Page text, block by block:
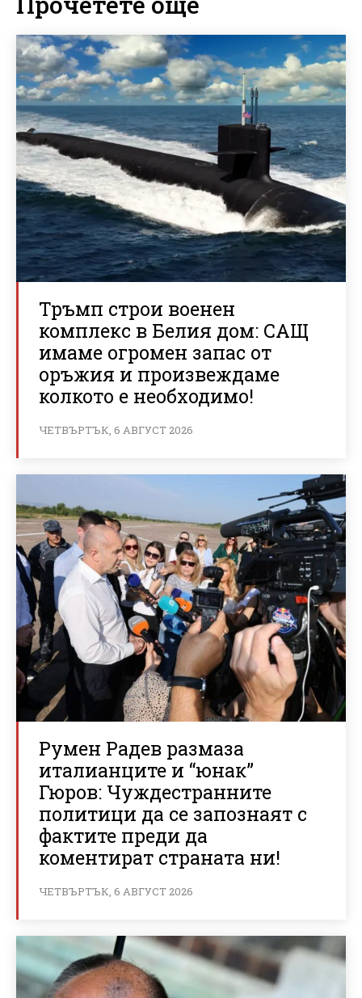
Тръмп строи военен
комплекс в Белия дом: САЩ
имаме огромен запас от
оръжия и произвеждаме
колкото е необходимо!
ЧЕТВЪРТЪК, 6 АВГУСТ 2026
Румен Радев размаза
италианците и “юнак”
Гюров: Чуждестранните
политици да се запознаят с
фактите преди да
коментират страната ни!
ЧЕТВЪРТЪК, 6 АВГУСТ 2026